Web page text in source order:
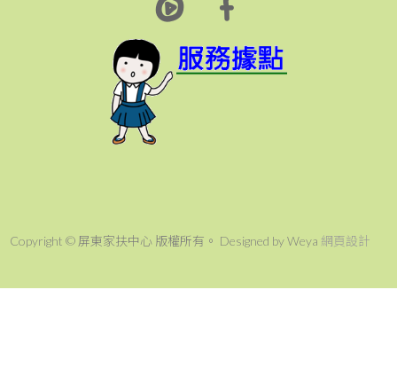
Copyright © 屏東家扶中心 版權所有。 Designed by Weya 網頁設計